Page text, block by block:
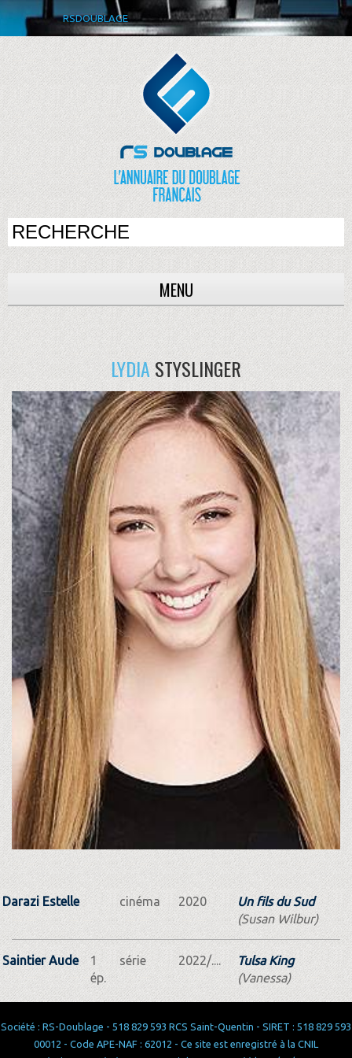
RSDOUBLAGE
MENU
LYDIASTYSLINGER
Darazi Estelle cinéma 2020
Un fils du Sud
(Susan Wilbur)
Saintier Aude
1
ép.
série 2022/....
Tulsa King
(Vanessa)
Société : RS-Doublage - 518 829 593 RCS Saint-Quentin - SIRET : 518 829 593
00012 - Code APE-NAF : 62012 - Ce site est enregistré à la CNIL